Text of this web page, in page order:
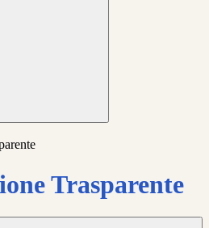
Trasparente